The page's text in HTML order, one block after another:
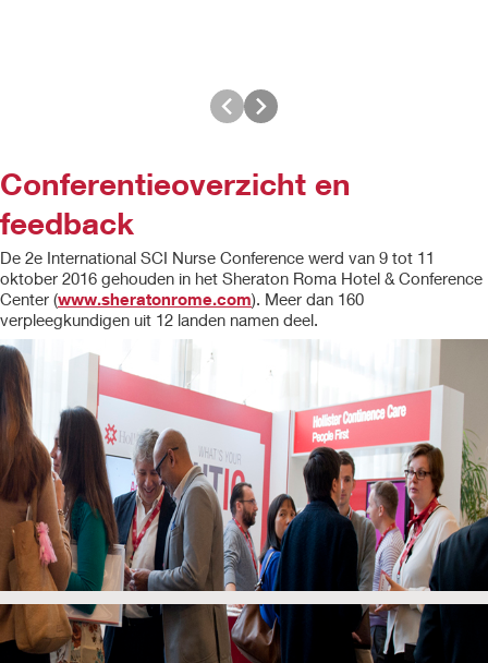
Conferentieoverzicht en
feedback
De 2e International SCI Nurse Conference werd van 9 tot 11
oktober 2016 gehouden in het Sheraton Roma Hotel & Conference
Center (www.sheratonrome.com). Meer dan 160
verpleegkundigen uit 12 landen namen deel.